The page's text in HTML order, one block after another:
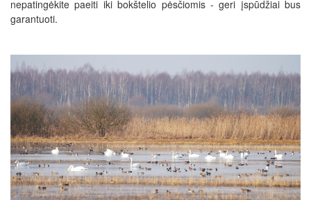
nepatingėkite paeiti iki bokštelio pėsčiomis - geri įspūdžiai bus
garantuoti.